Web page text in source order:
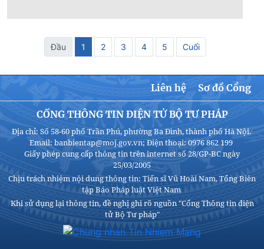
Đầu 1 2 3 4 5 Cuối
Liên hệ Sơ đồ Cổng
CỔNG THÔNG TIN ĐIỆN TỬ BỘ TƯ PHÁP
Địa chỉ: Số 58-60 phố Trần Phú, phường Ba Đình, thành phố Hà Nội.
Email: banbientap@moj.gov.vn; Điện thoại: 0976 862 199
Giấy phép cung cấp thông tin trên internet số 28/GP-BC ngày
25/03/2005
Chịu trách nhiệm nội dung thông tin: Tiến sĩ Vũ Hoài Nam, Tổng Biên
tập Báo Pháp luật Việt Nam
Khi sử dụng lại thông tin, đề nghị ghi rõ nguồn "Cổng Thông tin điện
tử Bộ Tư pháp"